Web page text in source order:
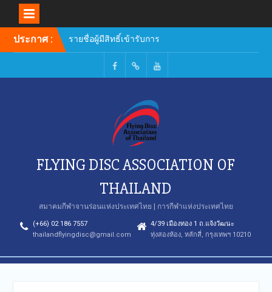
ประกาศ :
รายชื่อผู้มีสิทธิ์เข้ารับการ
อบรมหลักสูตรผู้ฝึกสอน
Facebook
TikTokYoutube
FLYING DISC ASSOCIATION OF
THAILAND
สมาคมกีฬาจานร่อนแห่งประเทศไทย | การกีฬาแห่งประเทศไทย
(+66) 02 186 7557
thailandflyingdisc@gmail.com
4/39 เมืองทอง 1 ถ.แจ้งวัฒนะ
ทุ่งสองห้อง, หลักสี่, กรุงเทพฯ 10210